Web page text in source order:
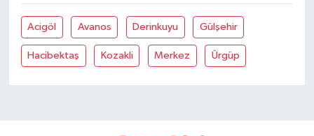
Acigöl Avanos Derinkuyu Gülşehir
Hacibektaş Kozakli Merkez Ürgüp